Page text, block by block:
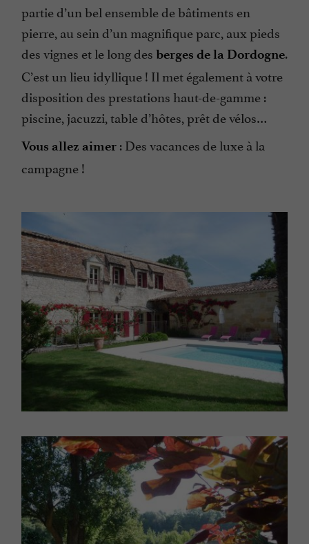
partie d’un bel ensemble de bâtiments en
pierre, au sein d’un magnifique parc, aux pieds
des vignes et le long des berges de la Dordogne.
C’est un lieu idyllique ! Il met également à votre
disposition des prestations haut-de-gamme :
piscine, jacuzzi, table d’hôtes, prêt de vélos…
Vous allez aimer : Des vacances de luxe à la
campagne !